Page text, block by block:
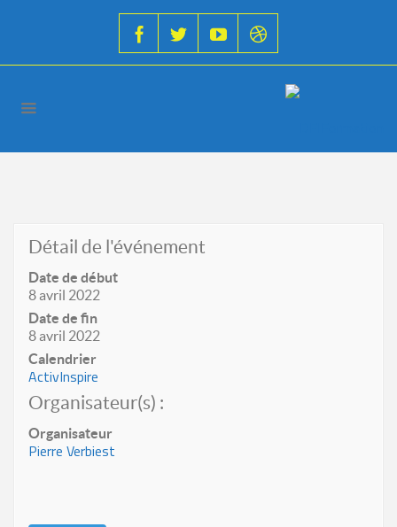
Détail de l'événement
Date de début
8 avril 2022
Date de fin
8 avril 2022
Calendrier
ActivInspire
Organisateur(s) :
Organisateur
Pierre Verbiest